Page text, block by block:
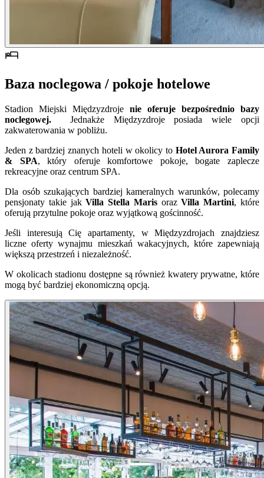
Baza noclegowa / pokoje hotelowe
Stadion Miejski Międzyzdroje nie oferuje bezpośrednio bazy
noclegowej. Jednakże Międzyzdroje posiada wiele opcji
zakwaterowania w pobliżu.
Jeden z bardziej znanych hoteli w okolicy to Hotel Aurora Family
& SPA, który oferuje komfortowe pokoje, bogate zaplecze
rekreacyjne oraz centrum SPA.
Dla osób szukających bardziej kameralnych warunków, polecamy
pensjonaty takie jakVilla Stella MarisorazVilla Martini, które
oferują przytulne pokoje oraz wyjątkową gościnność.
Jeśli interesują Cię apartamenty, w Międzyzdrojach znajdziesz
liczne oferty wynajmu mieszkań wakacyjnych, które zapewniają
większą przestrzeń i niezależność.
W okolicach stadionu dostępne są również kwatery prywatne, które
mogą być bardziej ekonomiczną opcją.